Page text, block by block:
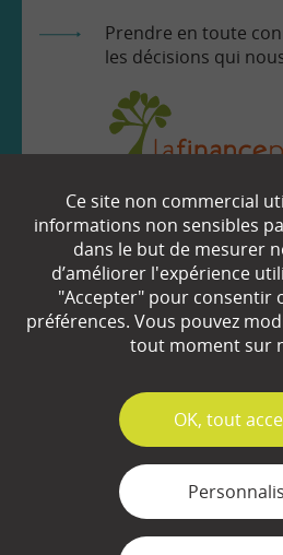
Prendre en toute
les décisions qui
EN SAVOIR
Qui sommes-
Partenaires
Plan du site
Mentions
Ce site non commercial
informations non sensibles
dans le but de mesurer
d’améliorer l'expérience
"Accepter" pour consentir
préférences. Vous pouvez
tout moment sur
✓
OK, tout